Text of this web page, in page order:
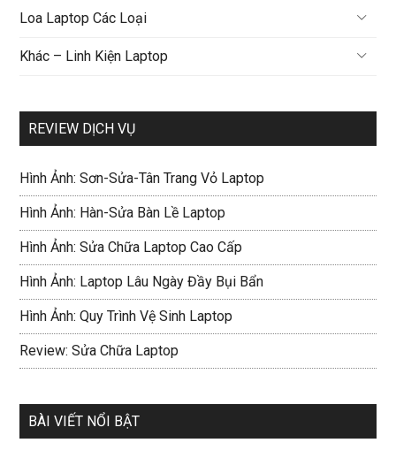
Loa Laptop Các Loại
Khác – Linh Kiện Laptop
REVIEW DỊCH VỤ
Hình Ảnh: Sơn-Sửa-Tân Trang Vỏ Laptop
Hình Ảnh: Hàn-Sửa Bàn Lề Laptop
Hình Ảnh: Sửa Chữa Laptop Cao Cấp
Hình Ảnh: Laptop Lâu Ngày Đầy Bụi Bẩn
Hình Ảnh: Quy Trình Vệ Sinh Laptop
Review: Sửa Chữa Laptop
BÀI VIẾT NỔI BẬT